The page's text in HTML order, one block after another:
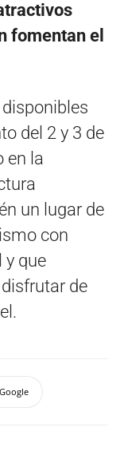
fomentan el
del 2 y 3 de
en la
un lugar de
con
y que
de